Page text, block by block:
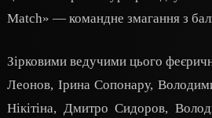
Match» — командне змагання з
Зірковими ведучими цього
Леонов, Ірина Сопонару,
Нікітіна, Дмитро Сидоров,